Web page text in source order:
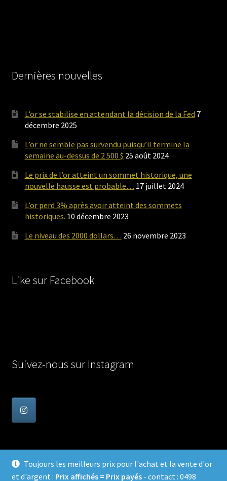
Toujours les meilleurs prix pour l'achat et la vente d'or
et d'argent : Prix affichés = Prix payés- contact : 0498
Dernières nouvelles
L’or se stabilise en attendant la décision de la Fed 7
décembre 2025
L’or ne semble pas survendu puisqu’il termine la
semaine au-dessus de 2 500 $ 25 août 2024
Le prix de l’or atteint un sommet historique, une
nouvelle hausse est probable… 17 juillet 2024
L’or perd 3% après avoir atteint des sommets
historiques. 10 décembre 2023
Le niveau des 2000 dollars… 26 novembre 2023
Like sur Facebook
Suivez-nous sur Instagram